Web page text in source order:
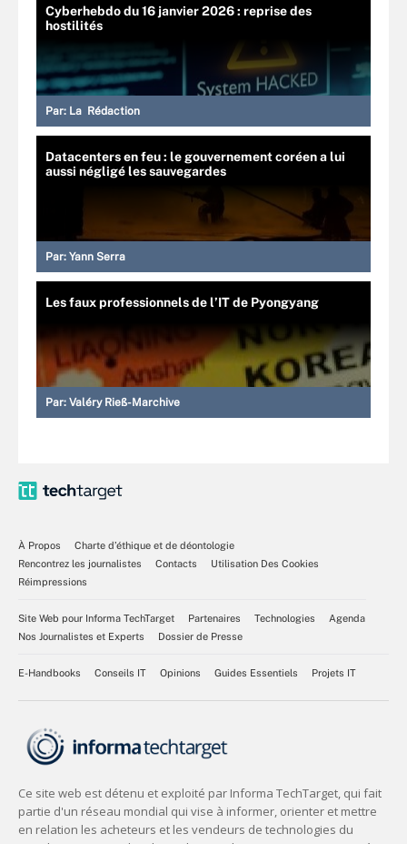
Cyberhebdo du 16 janvier 2026 : reprise des
hostilités
Par: La Rédaction
Datacenters en feu : le gouvernement coréen a lui
aussi négligé les sauvegardes
Par: Yann Serra
Les faux professionnels de l’IT de Pyongyang
Par: Valéry Rieß-Marchive
À Propos
Charte d’éthique et de déontologie
Rencontrez les journalistes
Contacts
Utilisation Des Cookies
Réimpressions
Site Web pour Informa TechTarget Partenaires Technologies
Agenda
Nos Journalistes et Experts
Dossier de Presse
E-Handbooks Conseils IT Opinions Guides Essentiels Projets IT